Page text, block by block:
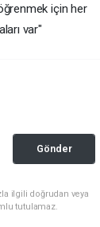
için her
var"
Gönder
ilgili doğrudan veya
tutulamaz.